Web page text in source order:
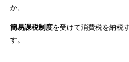
か、
簡易課税制度を受けて消費税を納税
す。